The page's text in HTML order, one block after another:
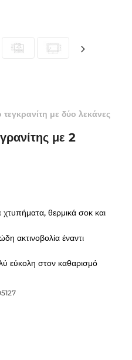
με δύο λεκάνες
με 2
θερμικά σοκ και
ακτινοβολία έναντι
εύκολη στον καθαρισμό